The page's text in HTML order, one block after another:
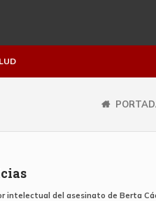
intelectual del asesinato de Berta